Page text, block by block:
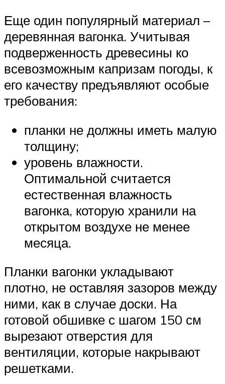
Еще один популярный материал –
деревянная вагонка. Учитывая
подверженность древесины ко
всевозможным капризам погоды, к
его качеству предъявляют особые
требования:
планки не должны иметь малую
толщину;
уровень влажности.
Оптимальной считается
естественная влажность
вагонка, которую хранили на
открытом воздухе не менее
месяца.
Планки вагонки укладывают
плотно, не оставляя зазоров между
ними, как в случае доски. На
готовой обшивке с шагом 150 см
вырезают отверстия для
вентиляции, которые накрывают
решетками.